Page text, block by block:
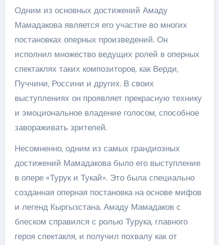
Одним из основных достижений Амаду
Мамадакова является его участие во многих
постановках оперных произведений. Он
исполнил множество ведущих ролей в оперных
спектаклях таких композиторов, как Верди,
Пуччини, Россини и других. В своих
выступлениях он проявляет прекрасную технику
и эмоциональное владение голосом, способное
завораживать зрителей.
Несомненно, одним из самых грандиозных
достижений Мамадакова было его выступление
в опере «Турук и Тукай». Это была специально
созданная оперная постановка на основе мифов
и легенд Кыргызстана. Амаду Мамадаков с
блеском справился с ролью Турука, главного
героя спектакля, и получил похвалу как от